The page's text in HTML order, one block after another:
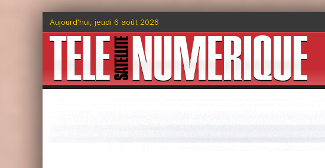
Aujourd'hui, jeudi 6 août 2026